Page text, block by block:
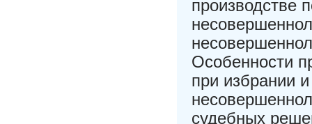
производстве
Особенности
при избрании
судебных